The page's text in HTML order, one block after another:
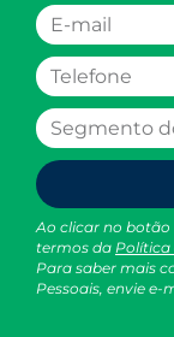
Ao clicar no botão
termos da Política
Para saber mais
Pessoais, envie e-